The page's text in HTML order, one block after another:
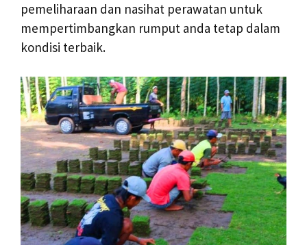
pemeliharaan dan nasihat perawatan untuk
mempertimbangkan rumput anda tetap dalam
kondisi terbaik.